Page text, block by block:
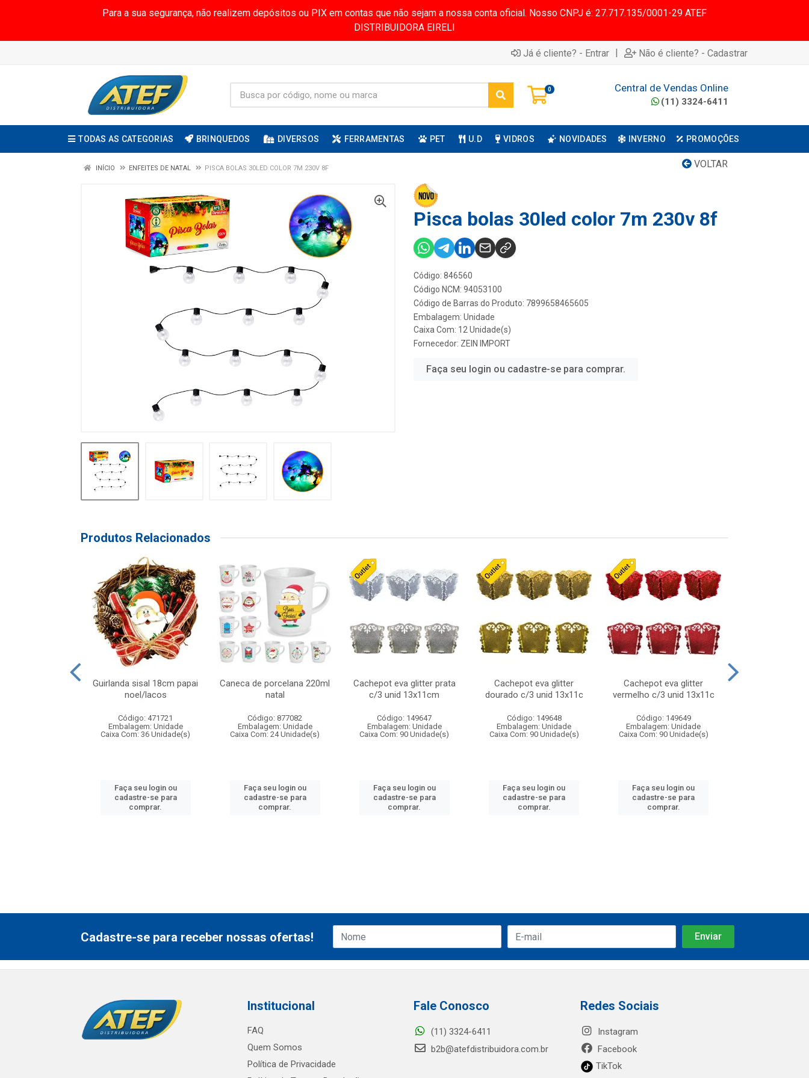
Para a sua segurança, não realizem depósitos ou PIX em contas que não sejam a nossa conta oficial. Nosso CNPJ é: 27.717.135/0001-29 ATEF
DISTRIBUIDORA EIRELI
Já é cliente? - Entrar | Não é cliente? - Cadastrar
0 Central de Vendas Online
(11) 3324-6411
TODAS AS CATEGORIAS BRINQUEDOS DIVERSOS FERRAMENTAS PET U.D VIDROS NOVIDADES INVERNO PROMOÇÕES
VOLTAR
INÍCIO ENFEITES DE NATAL PISCA BOLAS 30LED COLOR 7M 230V 8F
Pisca bolas 30led color 7m 230v 8f
Código: 846560
Código NCM: 94053100
Código de Barras do Produto: 7899658465605
Embalagem: Unidade
Caixa Com: 12 Unidade(s)
Fornecedor: ZEIN IMPORT
Faça seu login ou cadastre-se para comprar.
Produtos Relacionados
Guirlanda sisal 18cm papai
noel/lacos
Código: 471721
Embalagem: Unidade
Caixa Com: 36 Unidade(s)
Faça seu login ou
cadastre-se para
comprar.
Caneca de porcelana 220ml
natal
Código: 877082
Embalagem: Unidade
Caixa Com: 24 Unidade(s)
Faça seu login ou
cadastre-se para
comprar.
Cachepot eva glitter prata
c/3 unid 13x11cm
Código: 149647
Embalagem: Unidade
Caixa Com: 90 Unidade(s)
Faça seu login ou
cadastre-se para
comprar.
Cachepot eva glitter
dourado c/3 unid 13x11c
Código: 149648
Embalagem: Unidade
Caixa Com: 90 Unidade(s)
Faça seu login ou
cadastre-se para
comprar.
Cachepot eva glitter
vermelho c/3 unid 13x11c
Código: 149649
Embalagem: Unidade
Caixa Com: 90 Unidade(s)
Faça seu login ou
cadastre-se para
comprar.
Cadastre-se para receber nossas ofertas!
Institucional
FAQ
Quem Somos
Política de Privacidade
Fale Conosco
(11) 3324-6411
b2b@atefdistribuidora.com.br
Redes Sociais
Instagram
Facebook
TikTok